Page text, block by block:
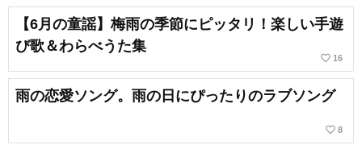
【6月の童謡】梅雨の季節にピッタリ！楽しい手遊
び歌＆わらべうた集
favorite_border 16
雨の恋愛ソング。雨の日にぴったりのラブソング
favorite_border 8